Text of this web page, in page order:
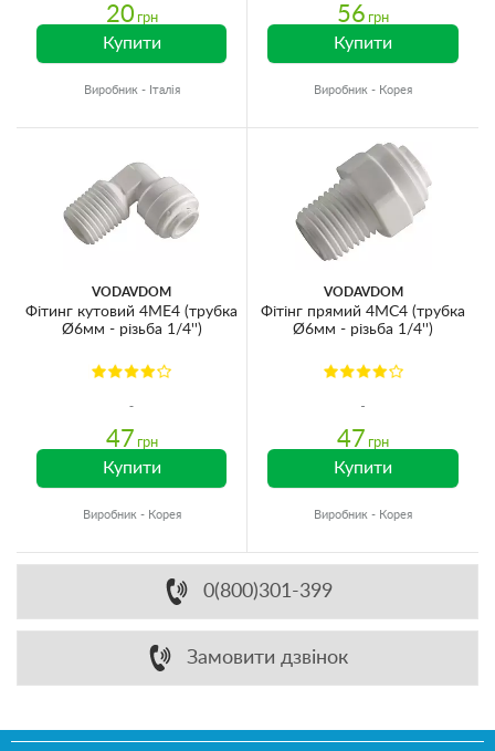
20 грн
Купити
Виробник - Італія
56 грн
Купити
Виробник - Корея
VODAVDOM
Фітинг кутовий 4ME4 (трубка
Ø6мм - різьба 1/4'')
47 грн
Купити
Виробник - Корея
VODAVDOM
Фітінг прямий 4MC4 (трубка
Ø6мм - різьба 1/4'')
47 грн
Купити
Виробник - Корея
0(800)301-399
Замовити дзвінок